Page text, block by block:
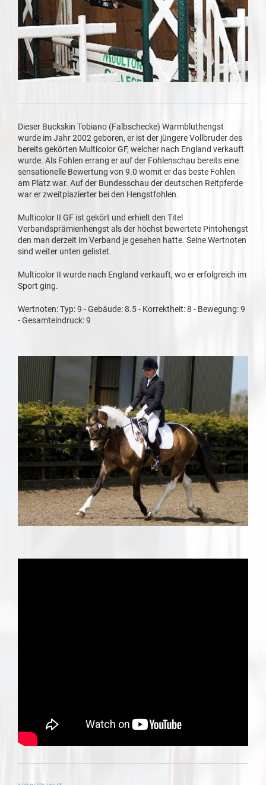
Dieser Buckskin Tobiano (Falbschecke) Warmbluthengst
wurde im Jahr 2002 geboren, er ist der jüngere Vollbruder des
bereits gekörten Multicolor GF, welcher nach England verkauft
wurde. Als Fohlen errang er auf der Fohlenschau bereits eine
sensationelle Bewertung von 9.0 womit er das beste Fohlen
am Platz war. Auf der Bundesschau der deutschen Reitpferde
war er zweitplazierter bei den Hengstfohlen.
Multicolor II GF ist gekört und erhielt den Titel
Verbandsprämienhengst als der höchst bewertete Pintohengst
den man derzeit im Verband je gesehen hatte. Seine Wertnoten
sind weiter unten gelistet.
Multicolor II wurde nach England verkauft, wo er erfolgreich im
Sport ging.
Wertnoten: Typ: 9 - Gebäude: 8.5 - Korrektheit: 8 - Bewegung: 9
- Gesamteindruck: 9